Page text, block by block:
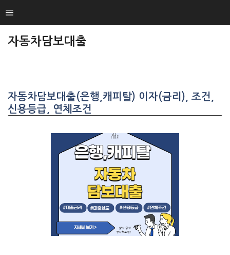
TO
Menu
자동차담보대출
자동차담보대출(은행,캐피탈) 이자(금리), 조건,
신용등급, 연체조건